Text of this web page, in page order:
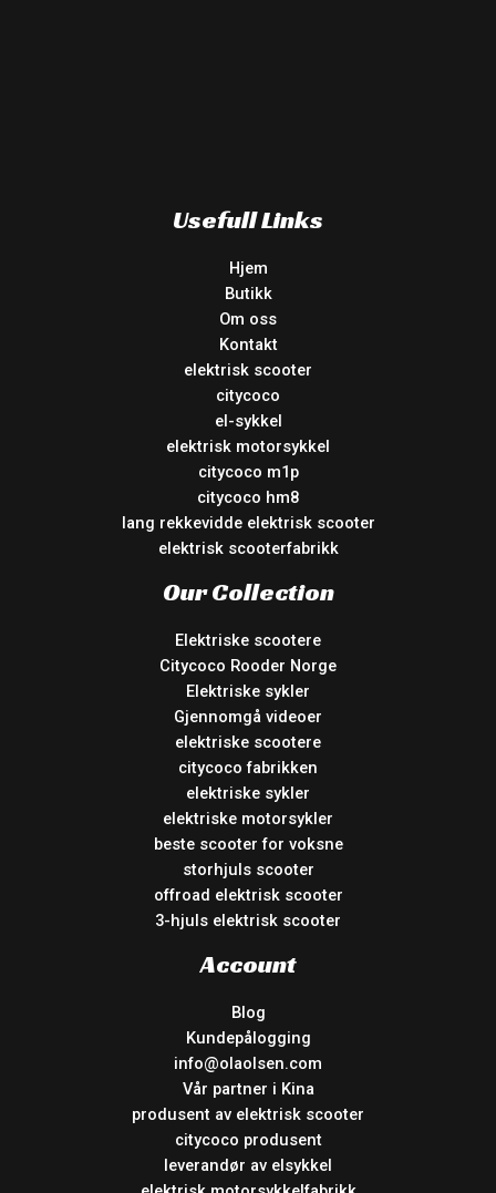
Usefull Links
Hjem
Butikk
Om oss
Kontakt
elektrisk scooter
citycoco
el-sykkel
elektrisk motorsykkel
citycoco m1p
citycoco hm8
lang rekkevidde elektrisk scooter
elektrisk scooterfabrikk
Our Collection
Elektriske scootere
Citycoco Rooder Norge
Elektriske sykler
Gjennomgå videoer
elektriske scootere
citycoco fabrikken
elektriske sykler
elektriske motorsykler
beste scooter for voksne
storhjuls scooter
offroad elektrisk scooter
3-hjuls elektrisk scooter
Account
Blog
Kundepålogging
info@olaolsen.com
Vår partner i Kina
produsent av elektrisk scooter
citycoco produsent
leverandør av elsykkel